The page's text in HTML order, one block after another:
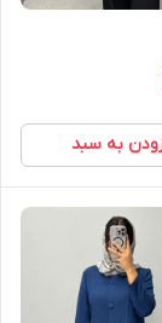
به سبد